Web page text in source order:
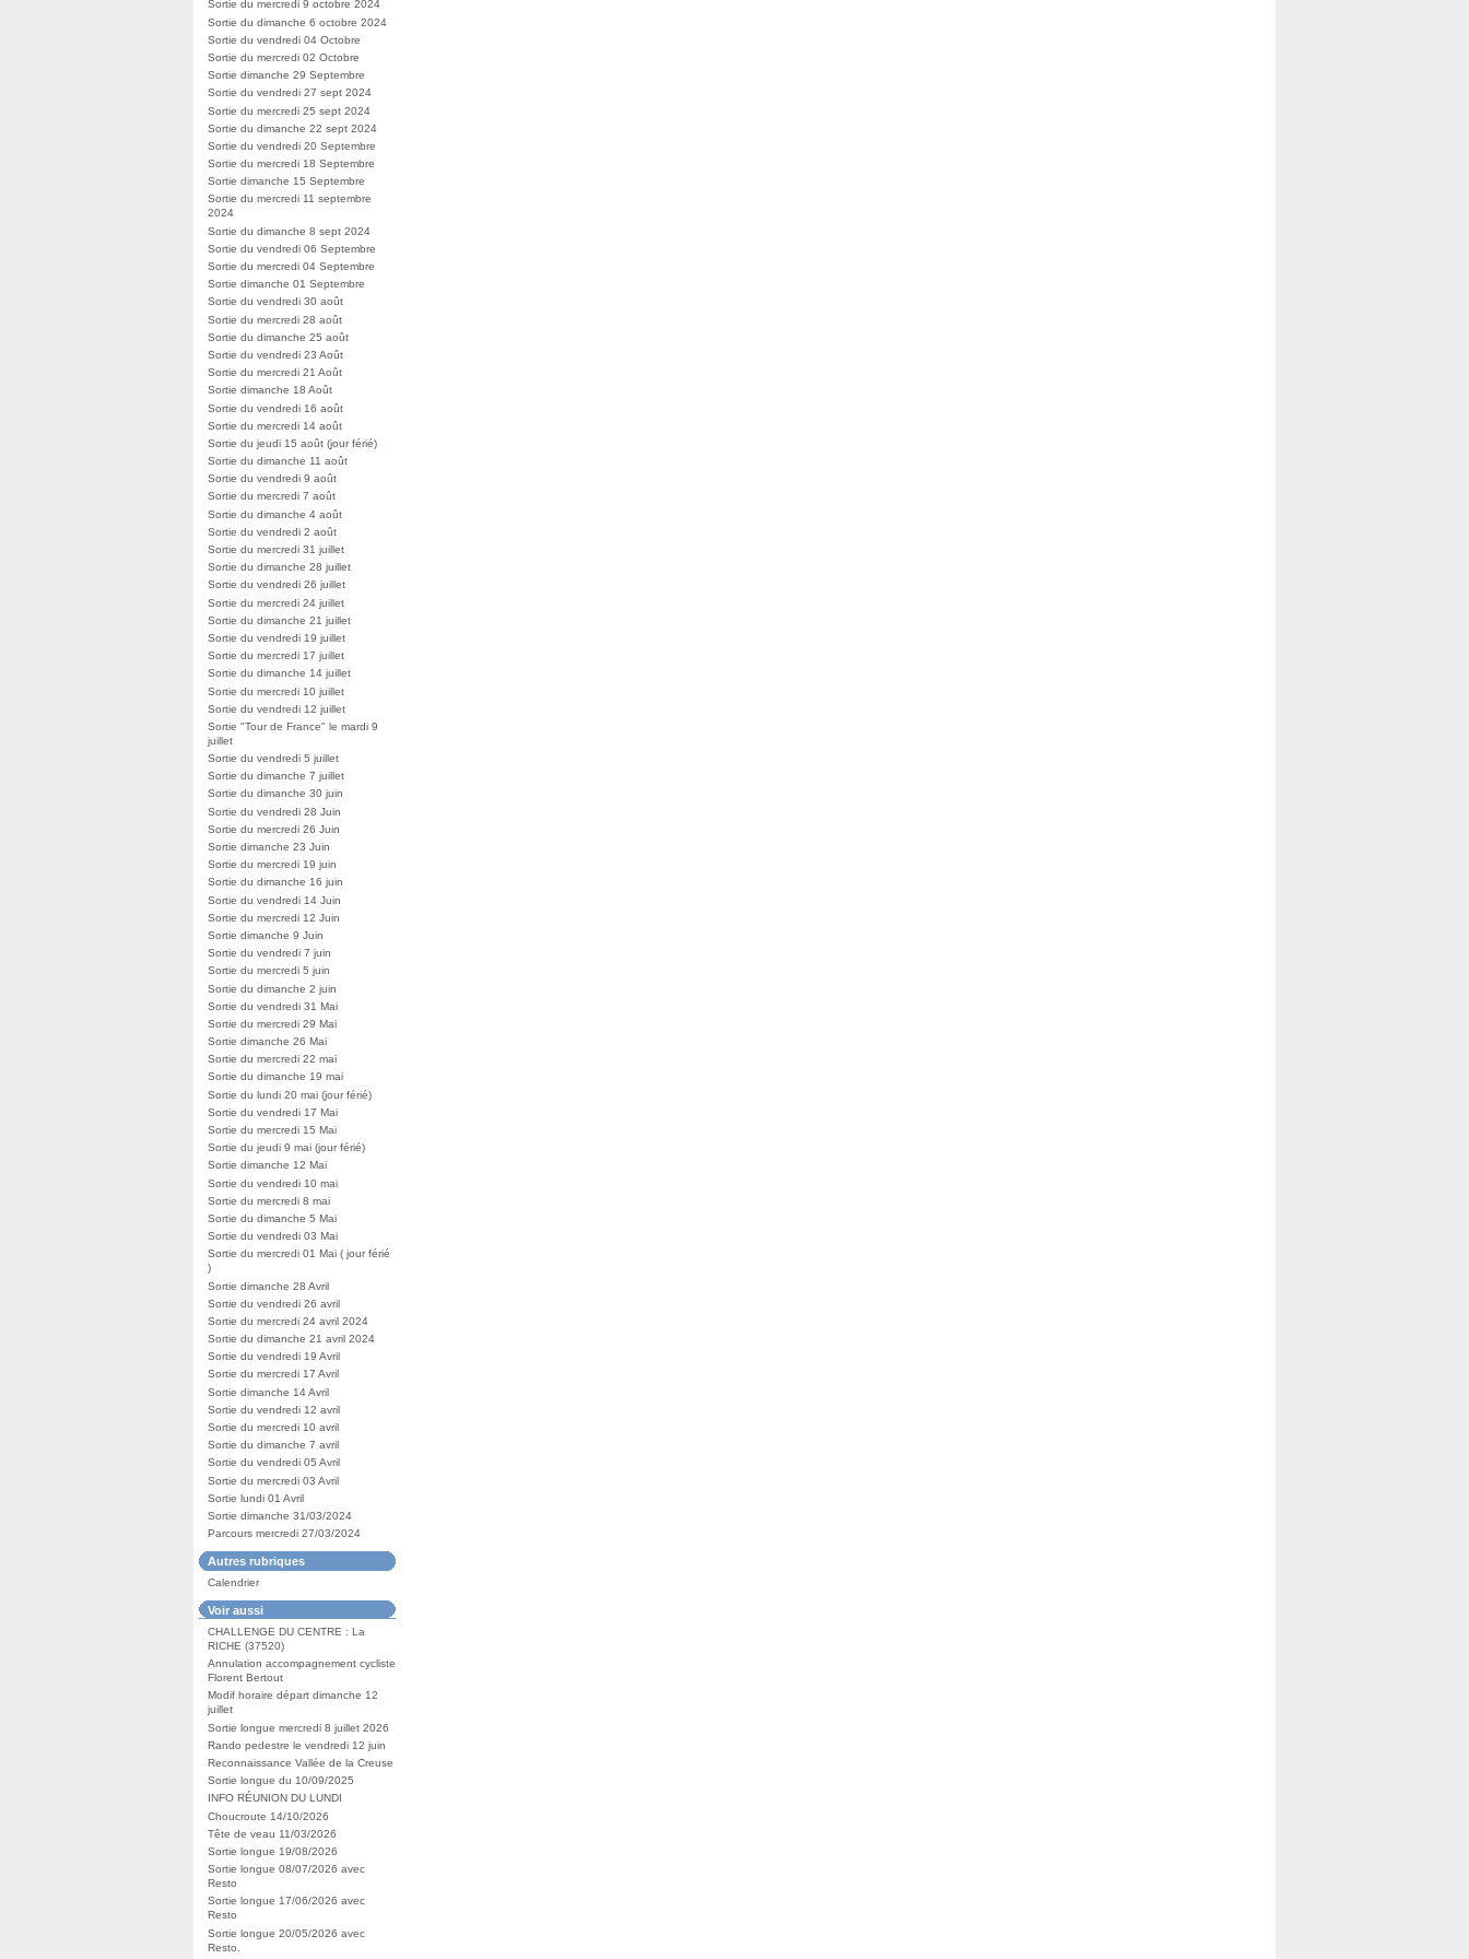
Sortie du mercredi 9 octobre 2024
Sortie du dimanche 6 octobre 2024
Sortie du vendredi 04 Octobre
Sortie du mercredi 02 Octobre
Sortie dimanche 29 Septembre
Sortie du vendredi 27 sept 2024
Sortie du mercredi 25 sept 2024
Sortie du dimanche 22 sept 2024
Sortie du vendredi 20 Septembre
Sortie du mercredi 18 Septembre
Sortie dimanche 15 Septembre
Sortie du mercredi 11 septembre
2024
Sortie du dimanche 8 sept 2024
Sortie du vendredi 06 Septembre
Sortie du mercredi 04 Septembre
Sortie dimanche 01 Septembre
Sortie du vendredi 30 août
Sortie du mercredi 28 août
Sortie du dimanche 25 août
Sortie du vendredi 23 Août
Sortie du mercredi 21 Août
Sortie dimanche 18 Août
Sortie du vendredi 16 août
Sortie du mercredi 14 août
Sortie du jeudi 15 août (jour férié)
Sortie du dimanche 11 août
Sortie du vendredi 9 août
Sortie du mercredi 7 août
Sortie du dimanche 4 août
Sortie du vendredi 2 août
Sortie du mercredi 31 juillet
Sortie du dimanche 28 juillet
Sortie du vendredi 26 juillet
Sortie du mercredi 24 juillet
Sortie du dimanche 21 juillet
Sortie du vendredi 19 juillet
Sortie du mercredi 17 juillet
Sortie du dimanche 14 juillet
Sortie du mercredi 10 juillet
Sortie du vendredi 12 juillet
Sortie "Tour de France" le mardi 9
juillet
Sortie du vendredi 5 juillet
Sortie du dimanche 7 juillet
Sortie du dimanche 30 juin
Sortie du vendredi 28 Juin
Sortie du mercredi 26 Juin
Sortie dimanche 23 Juin
Sortie du mercredi 19 juin
Sortie du dimanche 16 juin
Sortie du vendredi 14 Juin
Sortie du mercredi 12 Juin
Sortie dimanche 9 Juin
Sortie du vendredi 7 juin
Sortie du mercredi 5 juin
Sortie du dimanche 2 juin
Sortie du vendredi 31 Mai
Sortie du mercredi 29 Mai
Sortie dimanche 26 Mai
Sortie du mercredi 22 mai
Sortie du dimanche 19 mai
Sortie du lundi 20 mai (jour férié)
Sortie du vendredi 17 Mai
Sortie du mercredi 15 Mai
Sortie du jeudi 9 mai (jour férié)
Sortie dimanche 12 Mai
Sortie du vendredi 10 mai
Sortie du mercredi 8 mai
Sortie du dimanche 5 Mai
Sortie du vendredi 03 Mai
Sortie du mercredi 01 Mai ( jour férié
)
Sortie dimanche 28 Avril
Sortie du vendredi 26 avril
Sortie du mercredi 24 avril 2024
Sortie du dimanche 21 avril 2024
Sortie du vendredi 19 Avril
Sortie du mercredi 17 Avril
Sortie dimanche 14 Avril
Sortie du vendredi 12 avril
Sortie du mercredi 10 avril
Sortie du dimanche 7 avril
Sortie du vendredi 05 Avril
Sortie du mercredi 03 Avril
Sortie lundi 01 Avril
Sortie dimanche 31/03/2024
Parcours mercredi 27/03/2024
Autres rubriques
Calendrier
Voir aussi
CHALLENGE DU CENTRE : La
RICHE (37520)
Annulation accompagnement cycliste
Florent Bertout
Modif horaire départ dimanche 12
juillet
Sortie longue mercredi 8 juillet 2026
Rando pedestre le vendredi 12 juin
Reconnaissance Vallée de la Creuse
Sortie longue du 10/09/2025
INFO RÉUNION DU LUNDI
Choucroute 14/10/2026
Tête de veau 11/03/2026
Sortie longue 19/08/2026
Sortie longue 08/07/2026 avec
Resto
Sortie longue 17/06/2026 avec
Resto
Sortie longue 20/05/2026 avec
Resto.